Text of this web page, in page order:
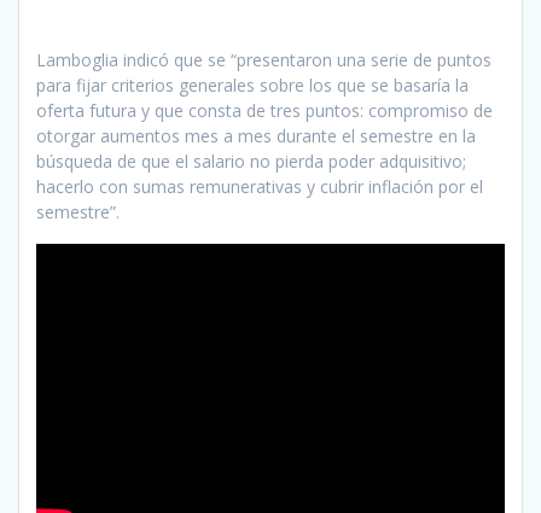
Lamboglia indicó que se “presentaron una serie de puntos
para fijar criterios generales sobre los que se basaría la
oferta futura y que consta de tres puntos: compromiso de
otorgar aumentos mes a mes durante el semestre en la
búsqueda de que el salario no pierda poder adquisitivo;
hacerlo con sumas remunerativas y cubrir inflación por el
semestre”.